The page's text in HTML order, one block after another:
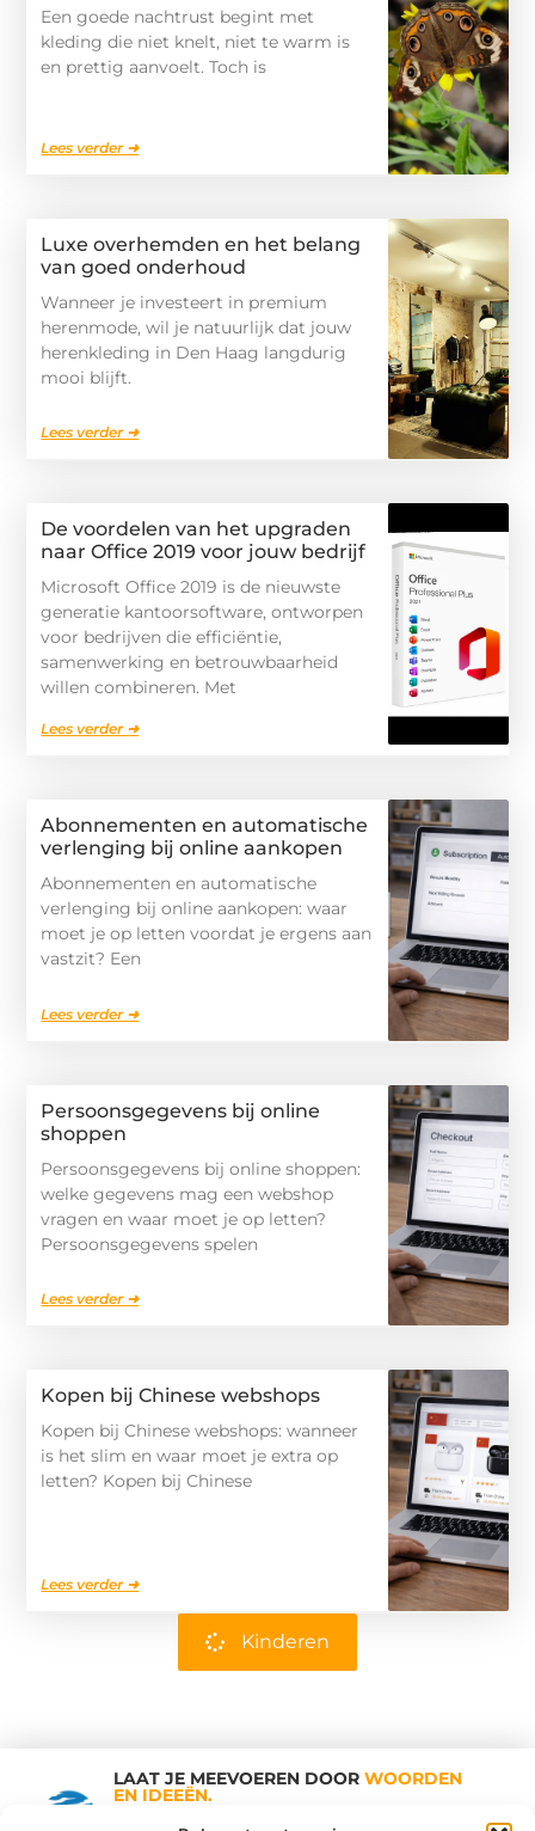
Een goede nachtrust begint met
kleding die niet knelt, niet te warm is
en prettig aanvoelt. Toch is
Lees verder ➜
Luxe overhemden en het belang
van goed onderhoud
Wanneer je investeert in premium
herenmode, wil je natuurlijk dat jouw
herenkleding in Den Haag langdurig
mooi blijft.
Lees verder ➜
De voordelen van het upgraden
naar Office 2019 voor jouw bedrijf
Microsoft Office 2019 is de nieuwste
generatie kantoorsoftware, ontworpen
voor bedrijven die efficiëntie,
samenwerking en betrouwbaarheid
willen combineren. Met
Lees verder ➜
Abonnementen en automatische
verlenging bij online aankopen
Abonnementen en automatische
verlenging bij online aankopen: waar
moet je op letten voordat je ergens aan
vastzit? Een
Lees verder ➜
Persoonsgegevens bij online
shoppen
Persoonsgegevens bij online shoppen:
welke gegevens mag een webshop
vragen en waar moet je op letten?
Persoonsgegevens spelen
Lees verder ➜
Kopen bij Chinese webshops
Kopen bij Chinese webshops: wanneer
is het slim en waar moet je extra op
letten? Kopen bij Chinese
Lees verder ➜
Kinderen
LAAT JE MEEVOEREN DOOR WOORDEN
EN IDEEËN.